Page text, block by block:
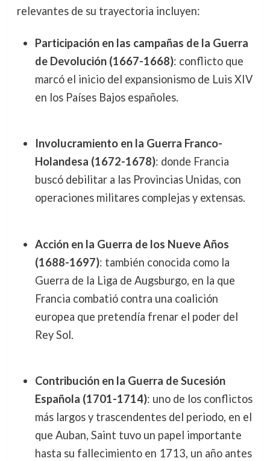
relevantes de su trayectoria incluyen:
Participación en las campañas de la Guerra
de Devolución (1667-1668): conflicto que
marcó el inicio del expansionismo de Luis XIV
en los Países Bajos españoles.
Involucramiento en la Guerra Franco-
Holandesa (1672-1678): donde Francia
buscó debilitar a las Provincias Unidas, con
operaciones militares complejas y extensas.
Acción en la Guerra de los Nueve Años
(1688-1697): también conocida como la
Guerra de la Liga de Augsburgo, en la que
Francia combatió contra una coalición
europea que pretendía frenar el poder del
Rey Sol.
Contribución en la Guerra de Sucesión
Española (1701-1714): uno de los conflictos
más largos y trascendentes del periodo, en el
que Auban, Saint tuvo un papel importante
hasta su fallecimiento en 1713, un año antes